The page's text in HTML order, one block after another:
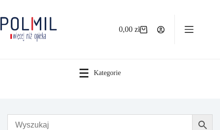
treści
Koszyk
0,00zł
Kategorie